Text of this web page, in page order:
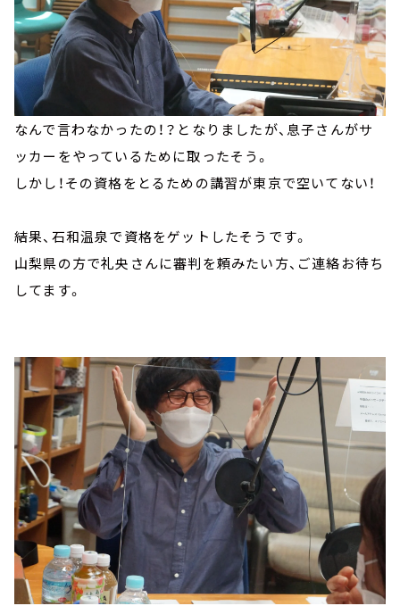
なんで言わなかったの！？となりましたが、息子さんがサ
ッカーをやっているために取ったそう。
しかし！その資格をとるための講習が東京で空いてない！
結果、石和温泉で資格をゲットしたそうです。
山梨県の方で礼央さんに審判を頼みたい方、ご連絡お待ち
してます。